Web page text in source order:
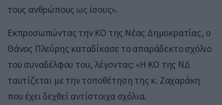
τους ανθρώπους ως ίσους».
Εκπροσωπώντας την ΚΟ της Νέας Δημοκρατίας, ο
Θάνος Πλεύρης καταδίκασε το απαράδεκτο σχόλιο
του συναδέλφου του, λέγοντας: «Η ΚΟ της ΝΔ
ταυτίζεται με την τοποθέτηση της κ. Ζαχαράκη
που έχει δεχθεί αντίστοιχα σχόλια.